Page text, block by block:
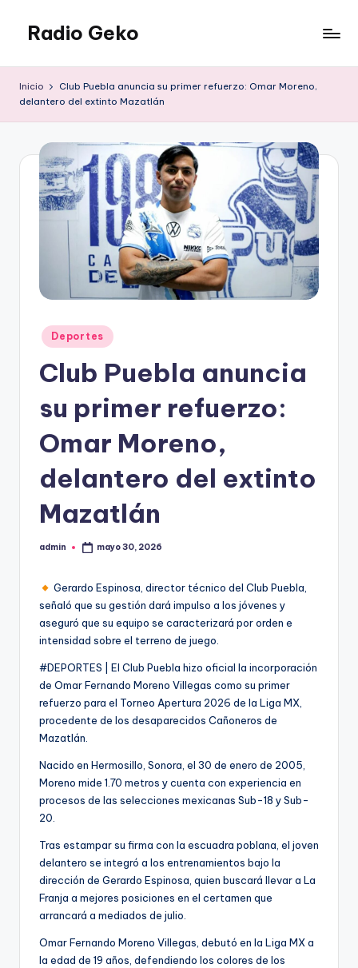
Saltar
contenido
Radio Geko
Inicio
Club Puebla anuncia su primer refuerzo: Omar Moreno,
delantero del extinto Mazatlán
Publicado
en
Deportes
Club Puebla anuncia
su primer refuerzo:
Omar Moreno,
delantero del extinto
Mazatlán
Publicado
admin mayo 30, 2026
Gerardo Espinosa, director técnico del Club Puebla,
señaló que su gestión dará impulso a los jóvenes y
aseguró que su equipo se caracterizará por orden e
intensidad sobre el terreno de juego.
#DEPORTES | El Club Puebla hizo oficial la incorporación
de Omar Fernando Moreno Villegas como su primer
refuerzo para el Torneo Apertura 2026 de la Liga MX,
procedente de los desaparecidos Cañoneros de
Mazatlán.
Nacido en Hermosillo, Sonora, el 30 de enero de 2005,
Moreno mide 1.70 metros y cuenta con experiencia en
procesos de las selecciones mexicanas Sub-18 y Sub-
20.
Tras estampar su firma con la escuadra poblana, el joven
delantero se integró a los entrenamientos bajo la
dirección de Gerardo Espinosa, quien buscará llevar a La
Franja a mejores posiciones en el certamen que
arrancará a mediados de julio.
Omar Fernando Moreno Villegas, debutó en la Liga MX a
la edad de 19 años, defendiendo los colores de los